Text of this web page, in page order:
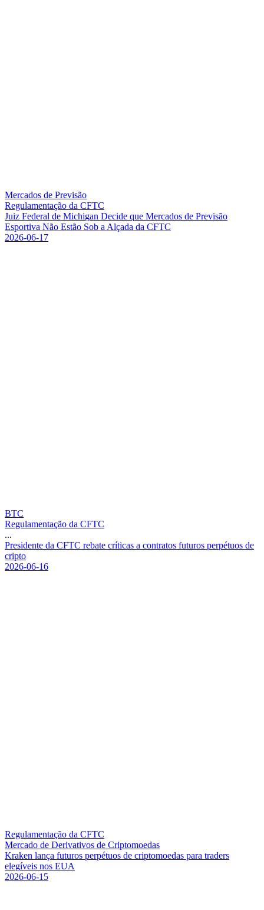
Mercados de Previsão
Regulamentação da CFTC
Juiz Federal de Michigan Decide que Mercados de Previsão
Esportiva Não Estão Sob a Alçada da CFTC
2026-06-17
BTC
Regulamentação da CFTC
...
Presidente da CFTC rebate críticas a contratos futuros perpétuos de
cripto
2026-06-16
Regulamentação da CFTC
Mercado de Derivativos de Criptomoedas
Kraken lança futuros perpétuos de criptomoedas para traders
elegíveis nos EUA
2026-06-15